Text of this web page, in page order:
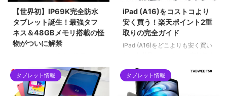
異的なスペックについて解説して
います。ハイエンドな小型タブレ
ットを求めるユーザーにとって、
2026年現在の最有力候補となる1
台です。
は？手元の「Alldocube iPlay 60
mini pro」を例に、画像付きで対
策アップデートの手順も詳しくご
紹介します。
【世界初】IP69K完全防水
タブレット誕生！最強タフ
ネス＆48GBメモリ搭載の怪
物がついに解禁
IP69K完全防水タブレット
「Blackview MEGA 12」。12.2
インチ2.4K液晶、Dimensity
iPad (A16)をコストコより
安く買う！楽天ポイント2重
取りの完全ガイド
iPad (A16)をどこよりも安く買い
ント2重取りルート」を徹底解説
します。SPU（ポイントアップ）
タブレット情報 タブレット情報